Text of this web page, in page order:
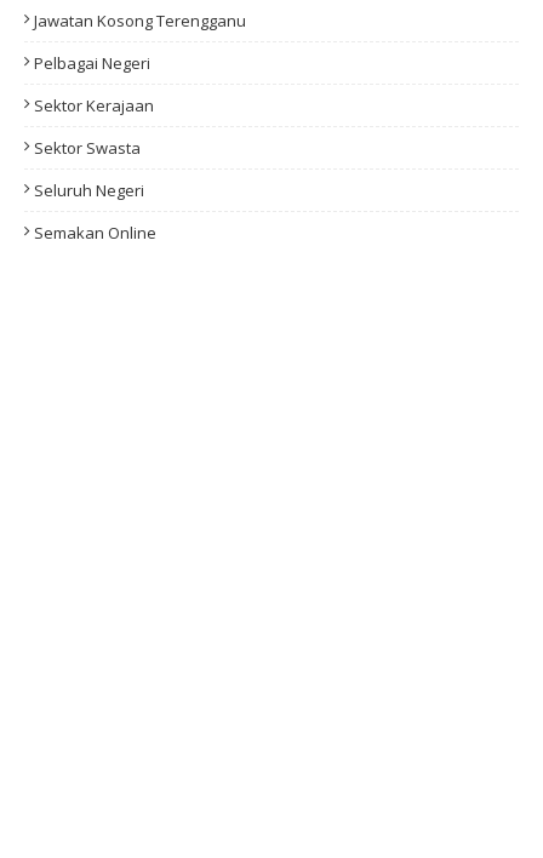
Jawatan Kosong Terengganu
Pelbagai Negeri
Sektor Kerajaan
Sektor Swasta
Seluruh Negeri
Semakan Online